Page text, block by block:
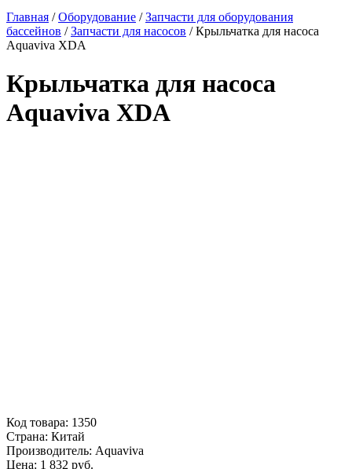
Главная /Оборудование /Запчасти для оборудования
бассейнов /Запчасти для насосов /Крыльчатка для насоса
Aquaviva XDA
Крыльчатка для насоса
Aquaviva XDA
Код товара: 1350
Страна: Китай
Производитель: Aquaviva
Цена: 1 832 руб.